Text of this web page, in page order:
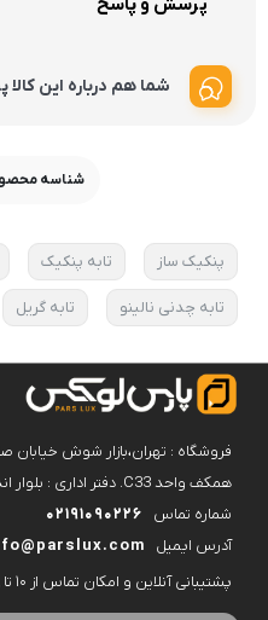
شما هم درباره این
شناسه
پنکیک ساز تابه پنکیک
تابه چدنی نالینو تابه گریل
فروشگاه : تهران،بازار شوش خیابان
همکف واحد C33. دفتر اداری : بلوار اندرزگو خیابان سالاری پلاک۶
شماره تماس
02191090226
آدرس ایمیل
پشتیبانی آنلاین و امکان تماس از ۱۰ تا ۱۸